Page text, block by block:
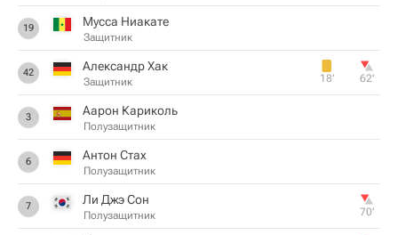
19 Мусса Ниакате
Защитник
42 Александр Хак
Защитник 18‎’‎ 62‎’‎
3 Аарон Кариколь
Полузащитник
6 Антон Стах
Полузащитник
7 Ли Джэ Сон
Полузащитник 70‎’‎